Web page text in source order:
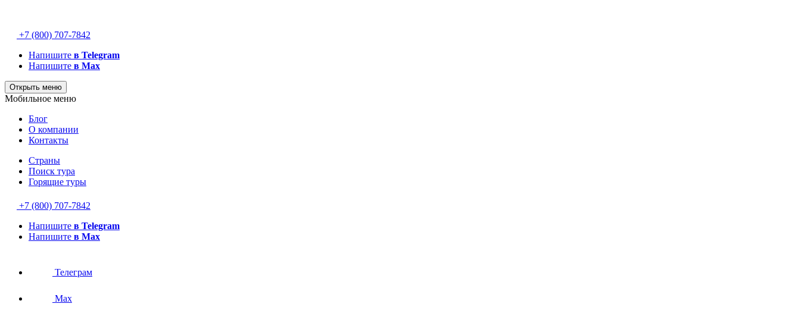
+7 (800) 707-7842
Напишите в Telegram
Напишите в Max
Открыть меню
Мобильное меню
Блог
О компании
Контакты
Страны
Поиск тура
Горящие туры
+7 (800) 707-7842
Напишите в Telegram
Напишите в Max
Телеграм
Max